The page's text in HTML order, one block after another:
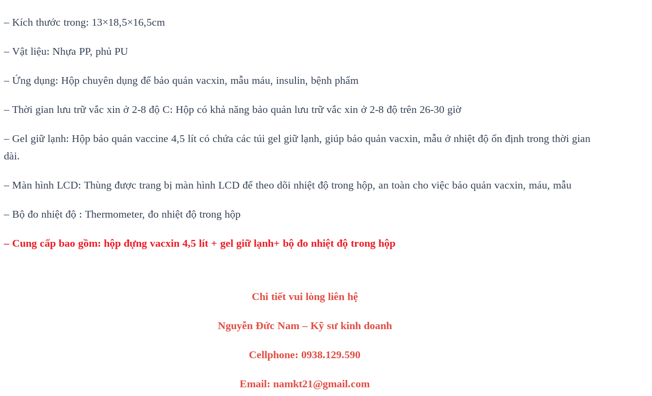
– Kích thước trong: 13×18,5×16,5cm
– Vật liệu: Nhựa PP, phủ PU
– Ứng dụng: Hộp chuyên dụng để bảo quản vacxin, mẫu máu, insulin, bệnh phẩm
– Thời gian lưu trữ vắc xin ở 2-8 độ C: Hộp có khả năng bảo quản lưu trữ vắc xin ở 2-8 độ trên 26-30 giờ
– Gel giữ lạnh: Hộp bảo quản vaccine 4,5 lít có chứa các túi gel giữ lạnh, giúp bảo quản vacxin, mẫu ở nhiệt độ ổn định trong thời gian
dài.
– Màn hình LCD: Thùng được trang bị màn hình LCD để theo dõi nhiệt độ trong hộp, an toàn cho việc bảo quản vacxin, máu, mẫu
– Bộ đo nhiệt độ : Thermometer, đo nhiệt độ trong hộp
– Cung cấp bao gồm: hộp đựng vacxin 4,5 lít + gel giữ lạnh+ bộ đo nhiệt độ trong hộp
Chi tiết vui lòng liên hệ
Nguyễn Đức Nam – Kỹ sư kinh doanh
Cellphone: 0938.129.590
Email: namkt21@gmail.com